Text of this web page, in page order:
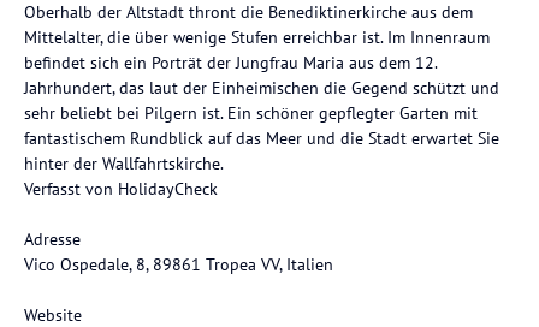
Oberhalb der Altstadt thront die Benediktinerkirche aus dem
Mittelalter, die über wenige Stufen erreichbar ist. Im Innenraum
befindet sich ein Porträt der Jungfrau Maria aus dem 12.
Jahrhundert, das laut der Einheimischen die Gegend schützt und
sehr beliebt bei Pilgern ist. Ein schöner gepflegter Garten mit
fantastischem Rundblick auf das Meer und die Stadt erwartet Sie
hinter der Wallfahrtskirche.
Verfasst von HolidayCheck
Adresse
Vico Ospedale, 8, 89861 Tropea VV, Italien
Website